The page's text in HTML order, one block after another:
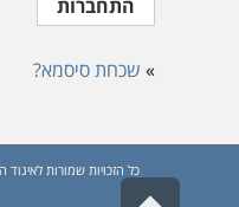
» שכחת סיסמא?